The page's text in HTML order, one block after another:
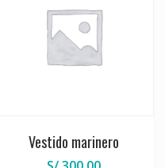
Vestido marinero